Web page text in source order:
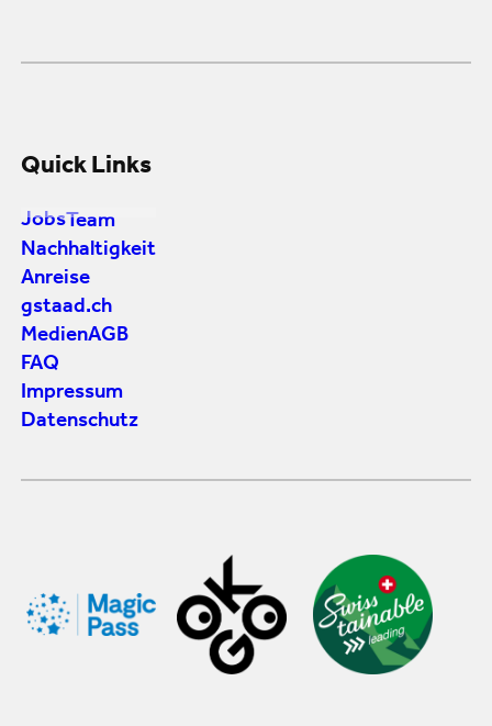
Quick Links
Jobs Team
Nachhaltigkeit
Anreise
gstaad.ch
MedienAGB
FAQ
Impressum
Datenschutz